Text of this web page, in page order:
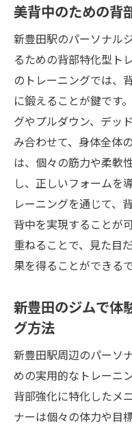
美背中のための背
新豊田駅のパーソナル
るための背部特化型ト
のトレーニングでは、
に鍛えることが鍵です
グやプルダウン、デッ
み合わせて、身体全体
は、個々の筋力や柔軟
し、正しいフォームを
レーニングを通じて、
背中を実現することが
重ねることで、見た目
果を得ることができる
新豊田のジムで体
グ方法
新豊田駅周辺のパーソ
めの実用的なトレーニ
背部強化に特化したメ
ナーは個々の体力や目